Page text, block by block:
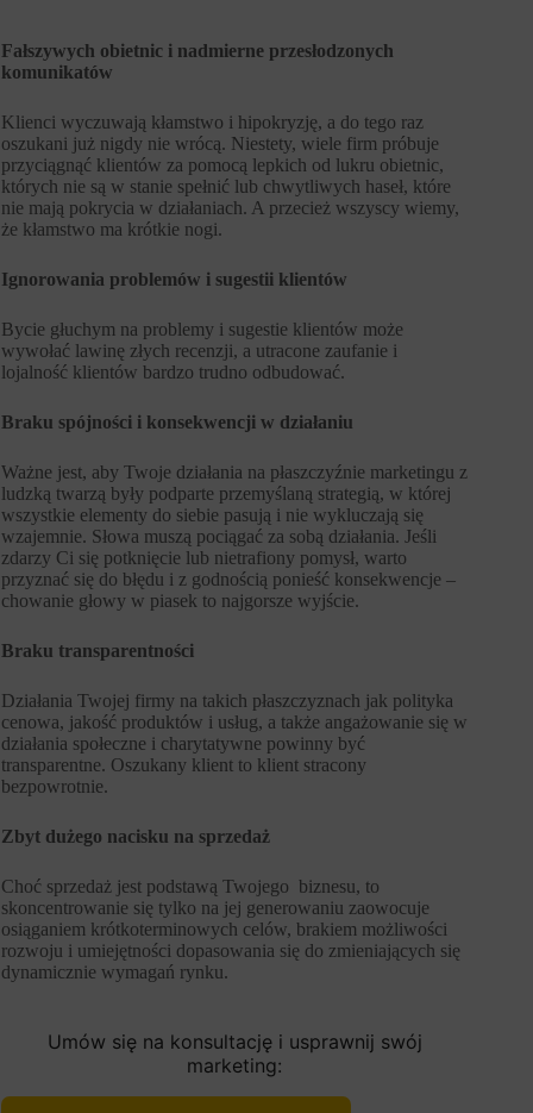
Fałszywych obietnic i nadmierne przesłodzonych
komunikatów
Klienci wyczuwają kłamstwo i hipokryzję, a do tego raz
oszukani już nigdy nie wrócą. Niestety, wiele firm próbuje
przyciągnąć klientów za pomocą lepkich od lukru obietnic,
których nie są w stanie spełnić lub chwytliwych haseł, które
nie mają pokrycia w działaniach. A przecież wszyscy wiemy,
że kłamstwo ma krótkie nogi.
Ignorowania problemów i sugestii klientów
Bycie głuchym na problemy i sugestie klientów może
wywołać lawinę złych recenzji, a utracone zaufanie i
lojalność klientów bardzo trudno odbudować.
Braku spójności i konsekwencji w działaniu
Ważne jest, aby Twoje działania na płaszczyźnie marketingu z
ludzką twarzą były podparte przemyślaną strategią, w której
wszystkie elementy do siebie pasują i nie wykluczają się
wzajemnie. Słowa muszą pociągać za sobą działania. Jeśli
zdarzy Ci się potknięcie lub nietrafiony pomysł, warto
przyznać się do błędu i z godnością ponieść konsekwencje –
chowanie głowy w piasek to najgorsze wyjście.
Braku transparentności
Działania Twojej firmy na takich płaszczyznach jak polityka
cenowa, jakość produktów i usług, a także angażowanie się w
działania społeczne i charytatywne powinny być
transparentne. Oszukany klient to klient stracony
bezpowrotnie.
Zbyt dużego nacisku na sprzedaż
Choć sprzedaż jest podstawą Twojego biznesu, to
skoncentrowanie się tylko na jej generowaniu zaowocuje
osiąganiem krótkoterminowych celów, brakiem możliwości
rozwoju i umiejętności dopasowania się do zmieniających się
dynamicznie wymagań rynku.
Umów się na konsultację i usprawnij swój
marketing: